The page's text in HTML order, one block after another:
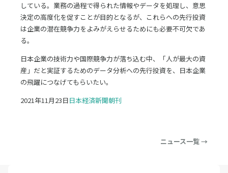
している。業務の過程で得られた情報やデータを処理し、意思
決定の高度化を促すことが目的となるが、これらへの先行投資
は企業の潜在競争力をよみがえらせるためにも必要不可欠であ
る。
日本企業の技術力や国際競争力が落ち込む中、「人が最大の資
産」だと実証するためのデータ分析への先行投資を、日本企業
の飛躍につなげてもらいたい。
2021年11月23日日本経済新聞朝刊
ニュース一覧 →